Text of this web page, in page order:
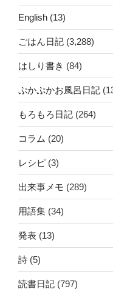
English (13)
ごはん日記 (3,288)
はしり書き (84)
ぷかぷかお風呂日記
もろもろ日記 (264)
コラム (20)
レシピ (3)
出来事メモ (289)
用語集 (34)
発表 (13)
詩 (5)
読書日記 (797)